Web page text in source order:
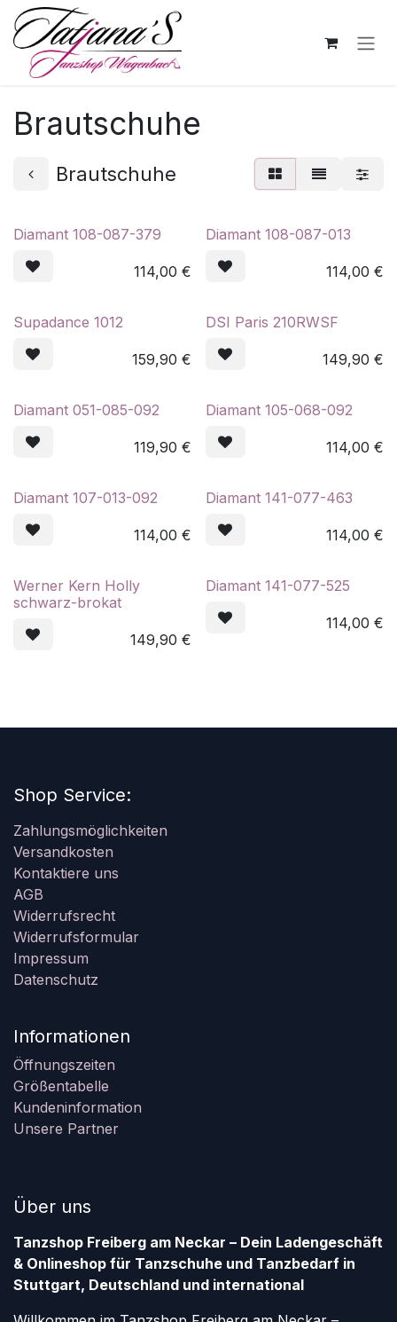
Zum Inhalt springen
Brautschuhe
Brautschuhe
Diamant 108-087-379
114,00 €
Diamant 108-087-013
114,00 €
Supadance 1012
159,90 €
DSI Paris 210RWSF
149,90 €
Diamant 051-085-092
119,90 €
Diamant 105-068-092
114,00 €
Diamant 107-013-092
114,00 €
Diamant 141-077-463
114,00 €
Werner Kern Holly
schwarz-brokat
149,90 €
Diamant 141-077-525
114,00 €
Shop Service:
Zahlungsmöglichkeiten
Versandkosten
Kontaktiere uns
AGB
Widerrufsrecht
Widerrufsformular
Impressum
Datenschutz
Informationen
Öffnungszeiten
Größentabelle
Kundeninformation
Unsere Partner
Über uns
Tanzshop Freiberg am Neckar – Dein Ladengeschäft
& Onlineshop für Tanzschuhe und Tanzbedarf in
Stuttgart, Deutschland und international